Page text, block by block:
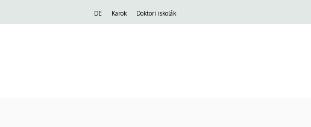
DE Karok Doktori iskolák